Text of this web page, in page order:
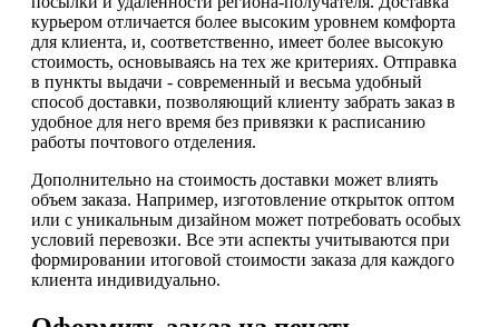
курьером отличается более высоким уровнем комфорта
для клиента, и, соответственно, имеет более высокую
стоимость, основываясь на тех же критериях. Отправка
в пункты выдачи - современный и весьма удобный
способ доставки, позволяющий клиенту забрать заказ в
удобное для него время без привязки к расписанию
работы почтового отделения.
Дополнительно на стоимость доставки может влиять
объем заказа. Например, изготовление открыток оптом
или с уникальным дизайном может потребовать особых
условий перевозки. Все эти аспекты учитываются при
формировании итоговой стоимости заказа для каждого
клиента индивидуально.